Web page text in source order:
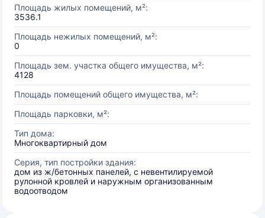
Площадь жилых помещений, м²:
3536.1
Площадь нежилых помещений, м²:
0
Площадь зем. участка общего имущества, м²:
4128
Площадь помещений общего имущества, м²:
Площадь парковки, м²:
Тип дома:
Многоквартирный дом
Серия, тип постройки здания:
дом из ж/бетонных панелей, с невентилируемой
рулонной кровлей и наружным организованным
водоотводом